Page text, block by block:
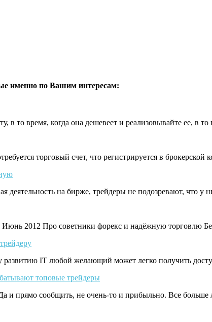
именно по Вашим интересам:
в то время, когда она дешевеет и реализовывайте ее,
торговый счет, что регистрируется в
деятельность на бирже, трейдеры не подозревают, что у
2012 Про советники форекс и надёжную торговлю
развитию IT любой желающий может легко получить
топовые трейдеры
и прямо сообщить, не очень-то и прибыльно. Все